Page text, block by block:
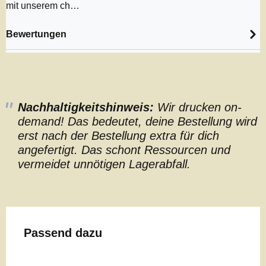
mit unserem ch…
Bewertungen
Nachhaltigkeitshinweis: Wir drucken on-
demand! Das bedeutet, deine Bestellung wird
erst nach der Bestellung extra für dich
angefertigt. Das schont Ressourcen und
vermeidet unnötigen Lagerabfall.
Produktgalerie überspringen
Passend dazu